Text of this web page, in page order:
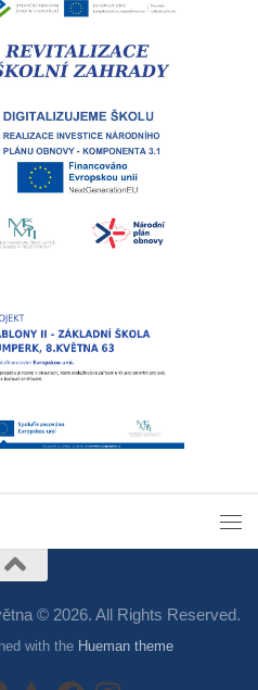
© 2026. All Rights Reserved.
with the Hueman theme